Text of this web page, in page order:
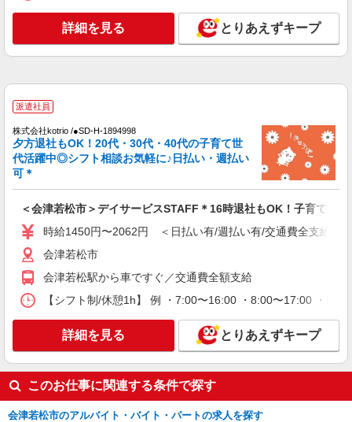
会津若松市 その他多数
キープ 詳細を見る
派遣社員
株式会社kotrio /●SD-H-1993129
サポート業務を担当
時給1350円〜2062円 ＜日払い有/週払い有/交
通費全支給(ガソリン代含む)＞
会津若松市 その他多数
アルバイト パート
日研トータルソーシング株式会社 メディカルケア事業部/郡山オフィ
ス
未経験・無資格OKの介護スタッフ
時給1,200円〜1,300円 ★週払いOK（規定あ
り） ※給与幅は経験・能力による
町」駅 ★勤務地は3000ヶ所以上★ 自宅から通い
やすいエリアなど、お好きな勤務地をお選び下さ
い！！
キープ 詳細を見る
詳細を見る とりあえずキープ
派遣社員
株式会社kotrio /●SD-H-1894998
夕方退社もOK！20代・30代・40代の子育て世
代活躍中◎シフト相談お気軽に♪日払い・週払い
可＊
＜会津若松市＞デイサービスSTAFF＊16時退社もOK！子育て世代
時給1450円〜2062円 ＜日払い有/週払い有/交通費全支給(ガ
会津若松市
会津若松駅から車ですぐ／交通費全額支給
【シフト制/休憩1h】 例 ・7:00〜16:00 ・8:00〜17:00 ・
詳細を見る とりあえずキープ
このお仕事に関連する条件で探す
会津若松市のアルバイト・バイト・パートの求人を探す